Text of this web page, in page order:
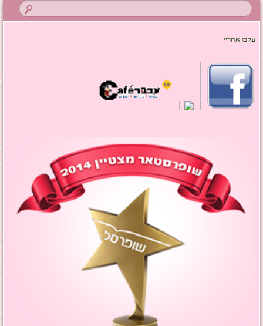
עקבו אחריי